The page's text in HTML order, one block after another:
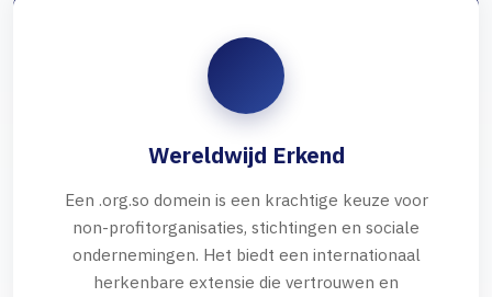
Wereldwijd Erkend
Een .org.so domein is een krachtige keuze voor
non-profitorganisaties, stichtingen en sociale
ondernemingen. Het biedt een internationaal
herkenbare extensie die vertrouwen en